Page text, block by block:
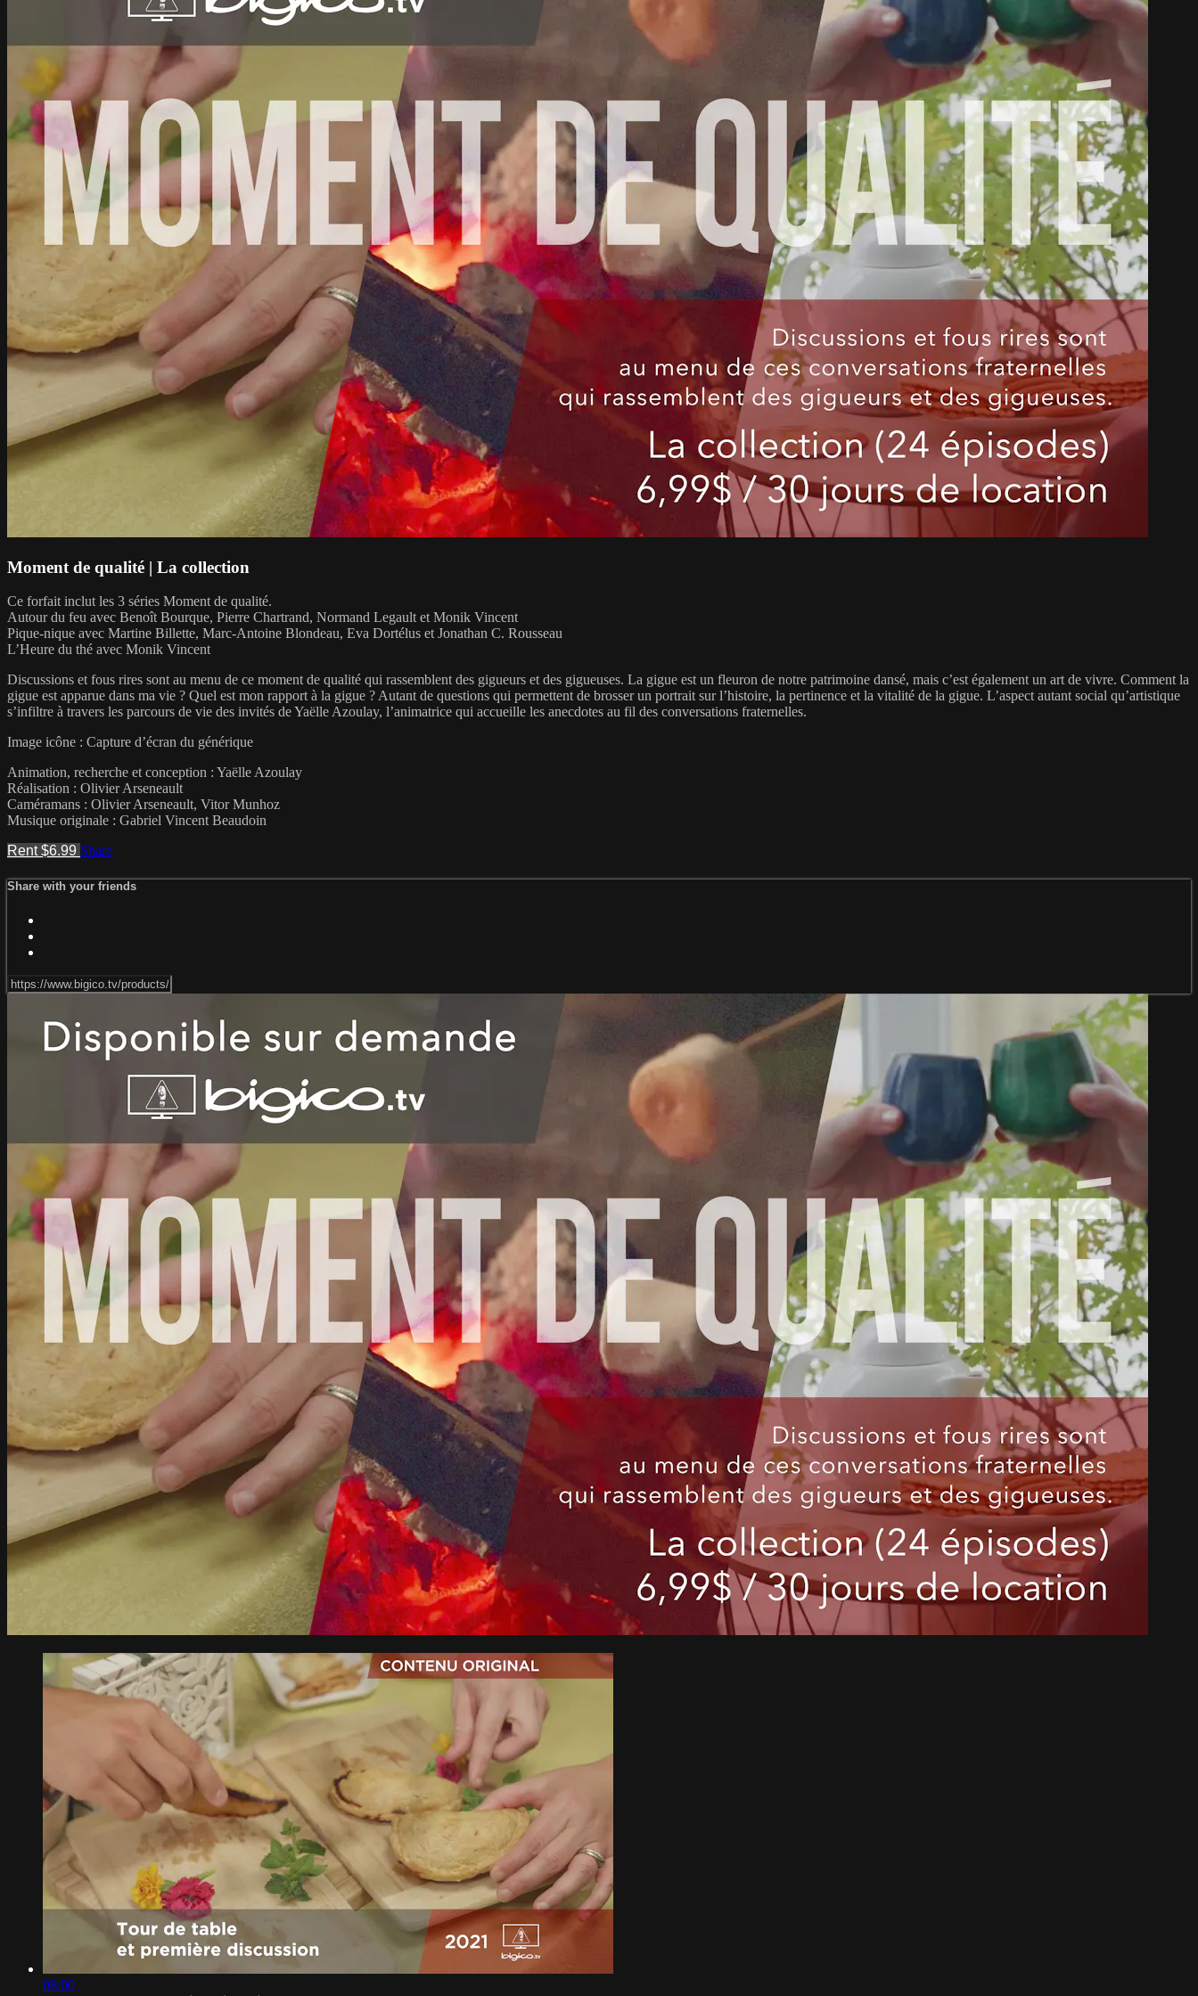
Moment de qualité | La collection
Ce forfait inclut les 3 séries Moment de qualité.
Autour du feu avec Benoît Bourque, Pierre Chartrand, Normand Legault et Monik Vincent
Pique-nique avec Martine Billette, Marc-Antoine Blondeau, Eva Dortélus et Jonathan C. Rousseau
L’Heure du thé avec Monik Vincent
Discussions et fous rires sont au menu de ce moment de qualité qui rassemblent des gigueurs et des gigueuses. La gigue est un fleuron de notre patrimoine dansé, mais c’est également un art de vivre. Comment la
gigue est apparue dans ma vie ? Quel est mon rapport à la gigue ? Autant de questions qui permettent de brosser un portrait sur l’histoire, la pertinence et la vitalité de la gigue. L’aspect autant social qu’artistique
s’infiltre à travers les parcours de vie des invités de Yaëlle Azoulay, l’animatrice qui accueille les anecdotes au fil des conversations fraternelles.
Image icône : Capture d’écran du générique
Animation, recherche et conception : Yaëlle Azoulay
Réalisation : Olivier Arseneault
Caméramans : Olivier Arseneault, Vitor Munhoz
Musique originale : Gabriel Vincent Beaudoin
Rent $6.99 Share
Share with your friends
08:00